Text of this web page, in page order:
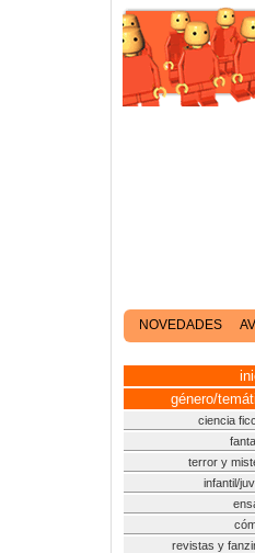
NOVEDADES
género/
ciencia
terror y
infantil/
revistas y